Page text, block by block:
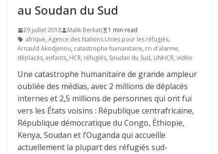
au Soudan du Sud
29 juillet 2018 Malik Berkati
1 min read
afrique, Agence des Nations Unies pour les réfugiés,
Arnauld Akodjenou, catastrophe humanitaire, cri d'alarme,
déplacés, enfants, HCR, réfugiés, Soudan du Sud, UNHCR, vidéo
Une catastrophe humanitaire de grande ampleur
oubliée des médias, avec 2 millions de déplacés
internes et 2,5 millions de personnes qui ont fui
vers les États voisins : République centrafricaine,
République démocratique du Congo, Éthiopie,
Kenya, Soudan et l’Ouganda qui accueille
actuellement la plupart des réfugiés sud-